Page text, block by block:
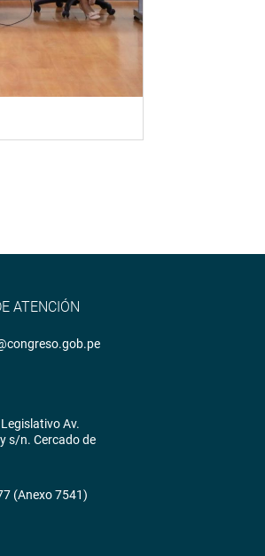
ATENCIÓN
Av.
s/n. Cercado de
(Anexo 7541)